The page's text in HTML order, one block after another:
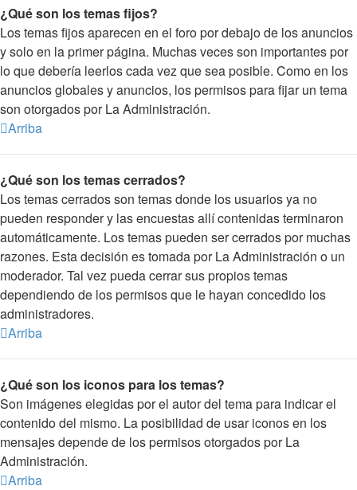
¿Qué son los temas fijos?
Los temas fijos aparecen en el foro por debajo de los anuncios
y solo en la primer página. Muchas veces son importantes por
lo que debería leerlos cada vez que sea posible. Como en los
anuncios globales y anuncios, los permisos para fijar un tema
son otorgados por La Administración.
Arriba
¿Qué son los temas cerrados?
Los temas cerrados son temas donde los usuarios ya no
pueden responder y las encuestas allí contenidas terminaron
automáticamente. Los temas pueden ser cerrados por muchas
razones. Esta decisión es tomada por La Administración o un
moderador. Tal vez pueda cerrar sus propios temas
dependiendo de los permisos que le hayan concedido los
administradores.
Arriba
¿Qué son los iconos para los temas?
Son imágenes elegidas por el autor del tema para indicar el
contenido del mismo. La posibilidad de usar iconos en los
mensajes depende de los permisos otorgados por La
Administración.
Arriba